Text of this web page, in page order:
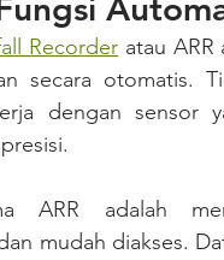
Recorder atau
secara otomatis.
dengan sensor
mudah diakses.